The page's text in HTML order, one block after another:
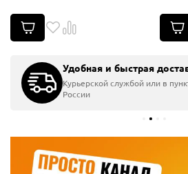
Удобная и быстрая
Курьерской службой или в
России